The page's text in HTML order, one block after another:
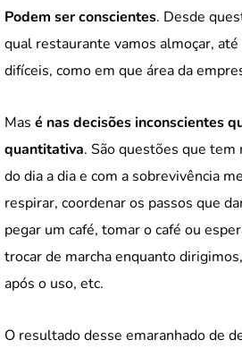
Podem ser conscientes. Desde
qual restaurante vamos almoçar,
difíceis, como em que área da
Mas é nas decisões inconscientes
quantitativa. São questões que
do dia a dia e com a sobrevivência
respirar, coordenar os passos que
pegar um café, tomar o café ou
trocar de marcha enquanto
após o uso, etc.
O resultado desse emaranhado de